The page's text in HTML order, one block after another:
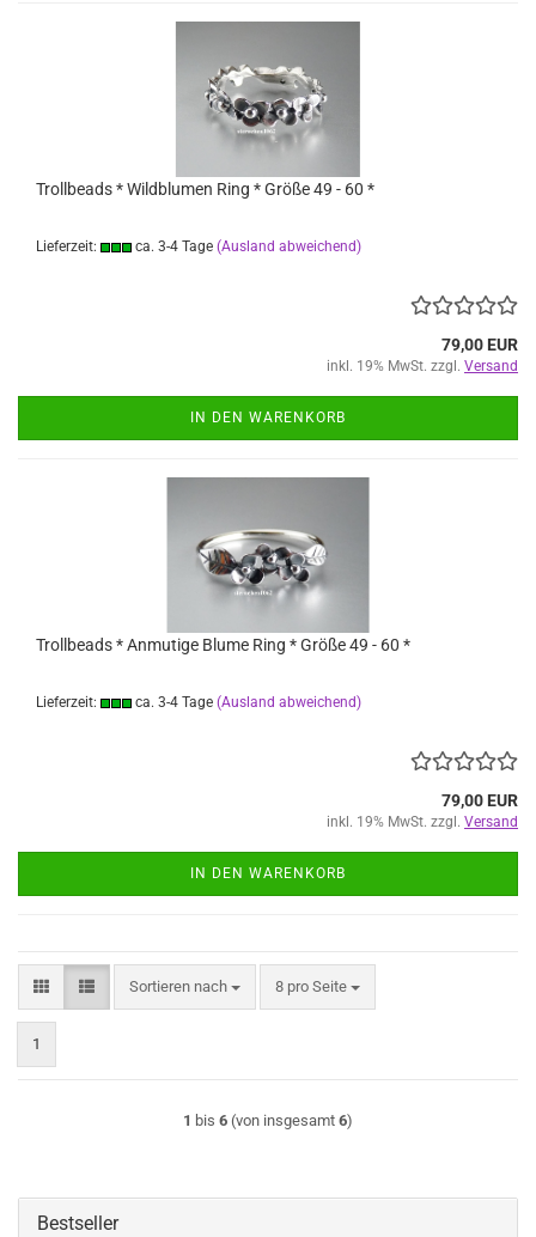
Trollbeads * Wildblumen Ring * Größe 49 - 60 *
Lieferzeit: ca. 3-4 Tage (Ausland abweichend)
79,00 EUR
inkl. 19% MwSt. zzgl. Versand
IN DEN WARENKORB
Trollbeads * Anmutige Blume Ring * Größe 49 - 60 *
Lieferzeit: ca. 3-4 Tage (Ausland abweichend)
79,00 EUR
inkl. 19% MwSt. zzgl. Versand
IN DEN WARENKORB
Sortieren nach
Sortieren nach 8 pro Seite
pro Seite
1
1 bis 6 (von insgesamt 6)
Bestseller